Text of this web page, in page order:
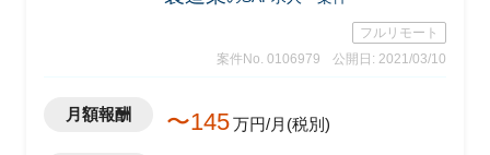
フルリモート
案件No. 0106979
公開日: 2021/03/10
月額報酬 〜145万円/月(税別)